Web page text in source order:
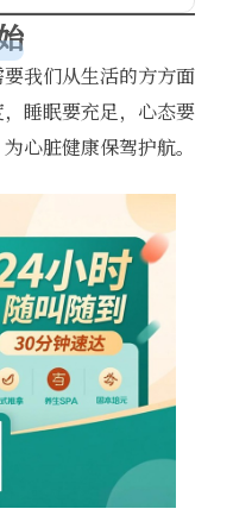
我们从生活的方方面
睡眠要充足，心态要
心脏健康保驾护航。